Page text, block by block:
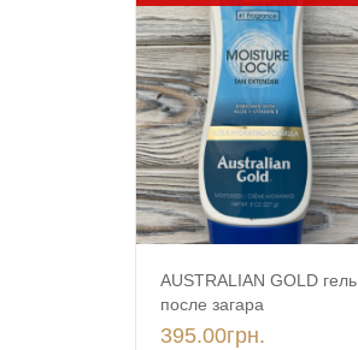
AUSTRALIAN GOLD гель
после загара
395.00грн.